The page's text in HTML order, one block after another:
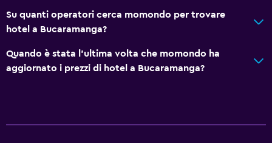
Su quanti operatori cerca momondo per trovare
hotel a Bucaramanga?
Quando è stata l'ultima volta che momondo ha
aggiornato i prezzi di hotel a Bucaramanga?